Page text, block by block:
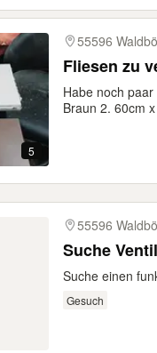
5
55596
Fliesen zu
Habe noch
Braun 2. 60cm
55596
Suche
Suche einen
Gesuch